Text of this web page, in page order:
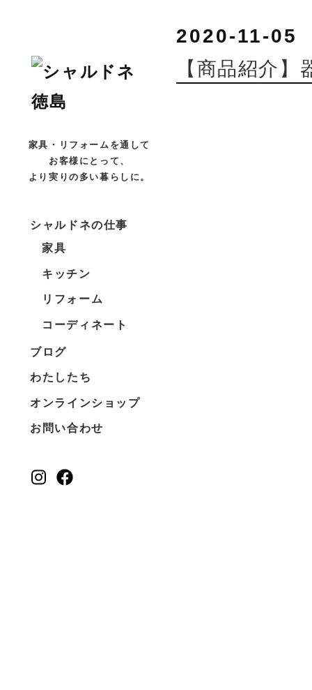
家具・リフォームを通して
お客様にとって、
より実りの多い暮らしに。
シャルドネの仕事
家具
キッチン
リフォーム
コーディネート
ブログ
わたしたち
オンラインショップ
お問い合わせ
2020-11-05
【商品紹介